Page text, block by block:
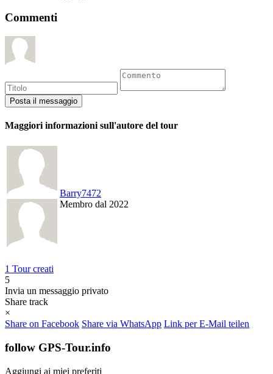
Commenti
Maggiori informazioni sull'autore del tour
Barry7472
Membro dal 2022
1 Tour creati
5
Invia un messaggio privato
Share track
×
Share on Facebook Share via WhatsApp Link per E-Mail teilen
follow GPS-Tour.info
Aggiungi ai miei preferiti